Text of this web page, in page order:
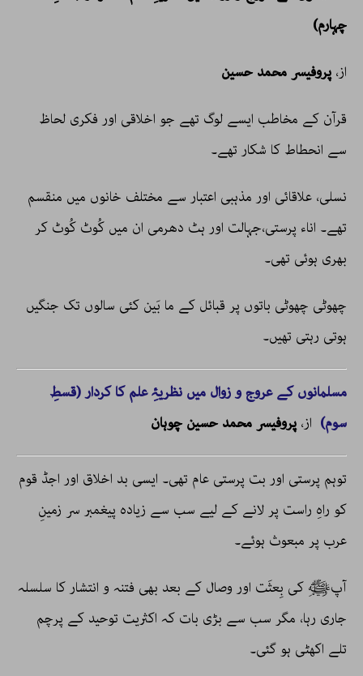
چہارم)
از، پروفیسر محمد حسین
قرآن کے مخاطب ایسے لوگ تھے جو اخلاقی اور فکری لحاظ
سے انحطاط کا شکار تھے۔
نسلی، علاقائی اور مذہبی اعتبار سے مختلف خانوں میں منقسم
تھے۔ اناء پرستی،جہالت اور ہٹ دھرمی ان میں کُوٹ کُوٹ کر
بھری ہوئی تھی۔
چھوٹی چھوٹی باتوں پر قبائل کے ما بَین کئی سالوں تک جنگیں
ہوتی رہتی تھیں۔
مسلمانوں کے عروج و زوال میں نظریۂِ علم کا کردار (قسطِ
سوم) از، پروفیسر محمد حسین چوہان
توہم پرستی اور بت پرستی عام تھی۔ ایسی بد اخلاق اور اجڈ قوم
کو راہِ راست پر لانے کے لیے سب سے زیادہ پیغمبر سر زمینِ
عرب پر مبعوث ہوئے۔
آپﷺ کی بِعثَت اور وصال کے بعد بھی فتنہ و انتشار کا سلسلہ
جاری رہا، مگر سب سے بڑی بات کہ اکثریت توحید کے پرچم
تلے اکھٹی ہو گئی۔